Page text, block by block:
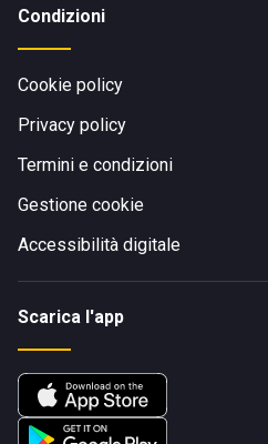
Condizioni
Cookie policy
Privacy policy
Termini e condizioni
Gestione cookie
Accessibilità digitale
Scarica l'app